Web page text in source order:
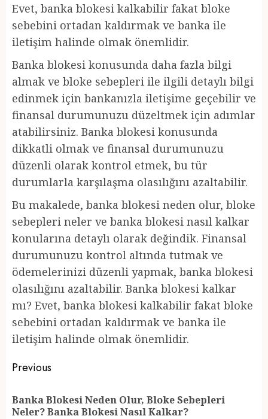
Evet, banka blokesi kalkabilir fakat bloke
sebebini ortadan kaldırmak ve banka ile
iletişim halinde olmak önemlidir.
Banka blokesi konusunda daha fazla bilgi
almak ve bloke sebepleri ile ilgili detaylı bilgi
edinmek için bankanızla iletişime geçebilir ve
finansal durumunuzu düzeltmek için adımlar
atabilirsiniz. Banka blokesi konusunda
dikkatli olmak ve finansal durumunuzu
düzenli olarak kontrol etmek, bu tür
durumlarla karşılaşma olasılığını azaltabilir.
Bu makalede, banka blokesi neden olur, bloke
sebepleri neler ve banka blokesi nasıl kalkar
konularına detaylı olarak değindik. Finansal
durumunuzu kontrol altında tutmak ve
ödemelerinizi düzenli yapmak, banka blokesi
olasılığını azaltabilir. Banka blokesi kalkar
mı? Evet, banka blokesi kalkabilir fakat bloke
sebebini ortadan kaldırmak ve banka ile
iletişim halinde olmak önemlidir.
Post
navigation
Previous
Banka Blokesi Neden Olur, Bloke Sebepleri
Neler? Banka Blokesi Nasıl Kalkar?